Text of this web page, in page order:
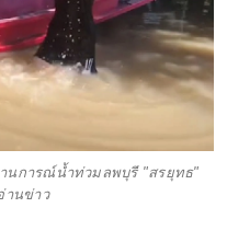
นการณ์น้ำท่วมลพบุรี "สรยุทธ"
านข่าว